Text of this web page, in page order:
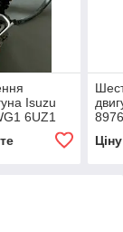
Isuzu
6UZ1